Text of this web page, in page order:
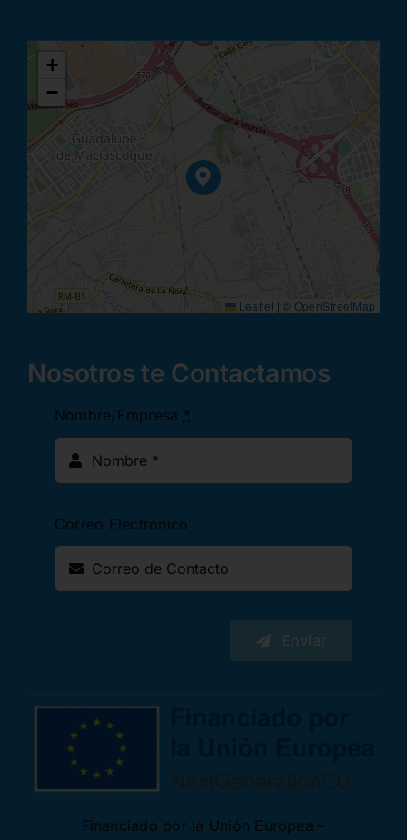
+
−
Leaflet | © OpenStreetMap
Nosotros te Contactamos
Nombre/Empresa *
Correo Electrónico
Enviar
Financiado por la Unión Europea –